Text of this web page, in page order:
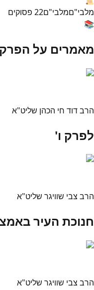
מלבי"םמלבי"ם22 פסוקים
📚
מאמרים על הפרק
הרב דוד חי הכהן שליט"א
לפרק ו'
הרב צבי שוויגר שליט"א
חנוכת העיר
הרב צבי שוויגר שליט"א